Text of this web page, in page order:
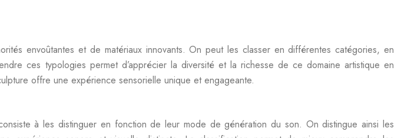
envoûtantes et de matériaux innovants. On peut les classer en différentes catégories, en
ces typologies permet d’apprécier la diversité et la richesse de ce domaine artistique en
offre une expérience sensorielle unique et engageante.
à les distinguer en fonction de leur mode de génération du son. On distingue ainsi les